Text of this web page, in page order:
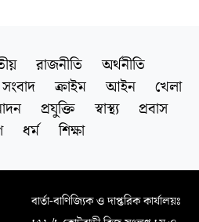
রাজনীতি
অর্থনীতি
ক্রাইম আইন
খেলা
প্রযুক্তি স্বাস্থ্য
প্রবাস
ধর্ম শিক্ষা
বার্তা-বাণিজ্যিক ও দাপ্তরিক কার্যালয়ঃ